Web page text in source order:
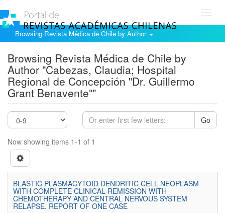
Browsing Revista Médica de Chile by Author
Browsing Revista Médica de Chile by
Author "Cabezas, Claudia; Hospital
Regional de Concepción "Dr. Guillermo
Grant Benavente""
Go
Now showing items 1-1 of 1
BLASTIC PLASMACYTOID DENDRITIC CELL NEOPLASM
WITH COMPLETE CLINICAL REMISSION WITH
CHEMOTHERAPY AND CENTRAL NERVOUS SYSTEM
RELAPSE. REPORT OF ONE CASE